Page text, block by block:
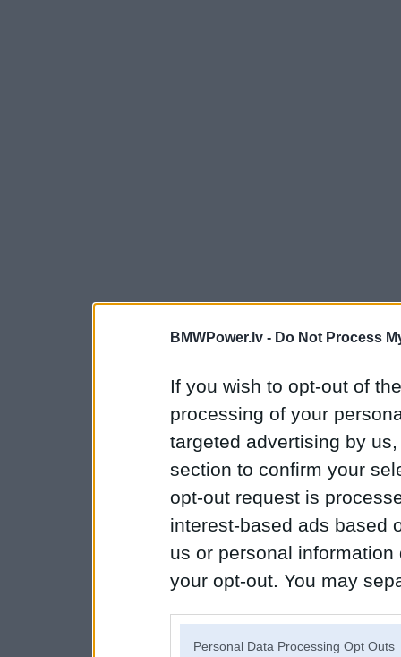
BMWPower.lv - Do Not Process
If you wish to opt-out of
processing of your
targeted advertising by
section to confirm your
opt-out request is
interest-based ads based
us or personal
your opt-out. You may
Personal Data Processing Opt Outs